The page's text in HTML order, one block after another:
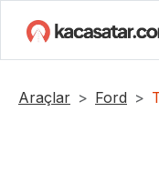
Araçlar Ford